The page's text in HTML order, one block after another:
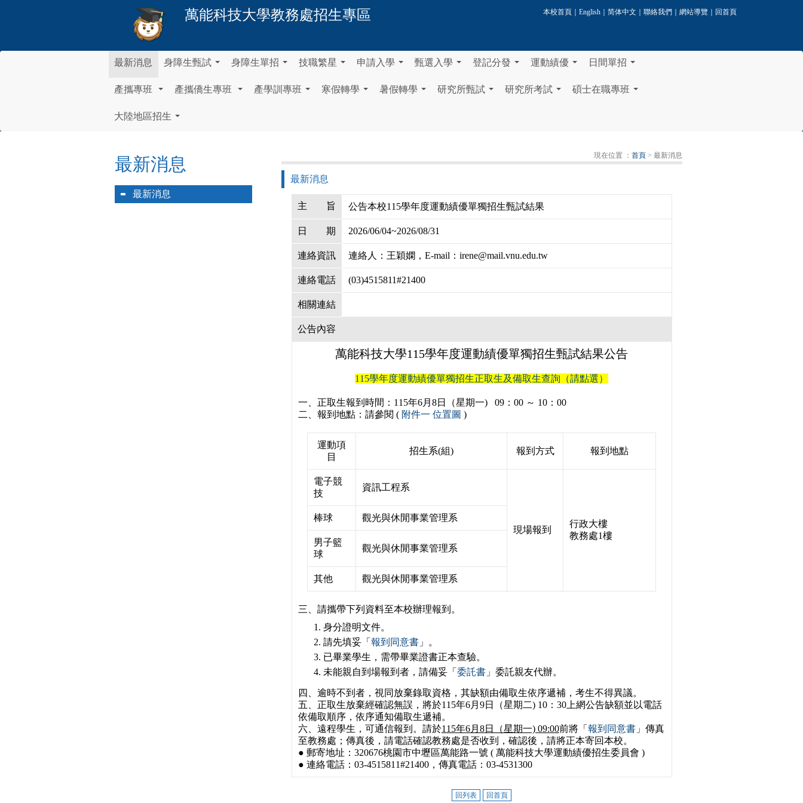
萬能科技大學教務處招生專區 本校首頁 ｜English ｜简体中文 ｜聯絡我們 ｜網站導覽 回首頁
最新消息 身障生甄試 身障生單招 技職繁星 申請入學 甄選入學 登記分發 運動績優 日間單招
產攜專班
產攜僑生專班 產學訓專班 寒假轉學 暑假轉學 研究所甄試 研究所考試 碩士在職專班
大陸地區招生
最新消息
最新消息
現在位置 ： 首頁 > 最新消息
最新消息
主 旨 公告本校115學年度運動績優單獨招生甄試結果
日 期 2026/06/04~2026/08/31
連絡資訊 連絡人：王穎嫻，E-mail：irene@mail.vnu.edu.tw
連絡電話 (03)4515811#21400
相關連結
公告內容
萬能科技大學115學年度運動績優單獨招生甄試結果公告
115學年度運動績優單獨招生正取生及備取生查詢（請點選）
一、正取生報到時間：115年6月8日（星期一) 09：00 ～ 10：00
二、報到地點：請參閱 ( 附件一 位置圖 )
運動項
目
招生系(組) 報到方式 報到地點
電子競
技
資訊工程系
現場報到
行政大樓
教務處1樓
棒球 觀光與休閒事業管理系
男子籃
球
觀光與休閒事業管理系
其他 觀光與休閒事業管理系
三、請攜帶下列資料至本校辦理報到。
身分證明文件。
請先填妥「 報到同意書」
。
已畢業學生，需帶畢業證書正本查驗。
未能親自到場報到者，請備妥「 委託書」 委託親友代辦。
四、逾時不到者，視同放棄錄取資格，其缺額由備取生依序遞補，考生不得異議。
五、正取生放棄經確認無誤，將於115年6月9日（星期二) 10：30上網公告缺額並以電話
依備取順序，依序通知備取生遞補。
六、遠程學生，可通信報到。請於115年6月8日（星期一) 09:00前將「 報到同意書」傳真
至教務處；傳真後，請電話確認教務處是否收到，確認後，請將正本寄回本校。
● 郵寄地址：320676桃園市中壢區萬能路一號 ( 萬能科技大學運動績優招生委員會 )
● 連絡電話：03-4515811#21400，傳真電話：03-4531300
回列表 回首頁